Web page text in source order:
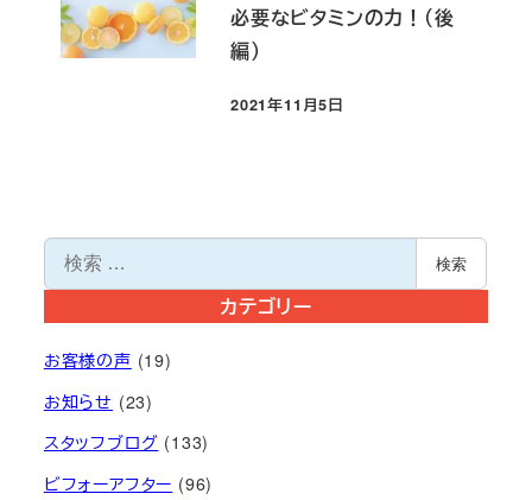
必要なビタミンの力！（後
編）
投稿日
2021年11月5日
索
検索
カテゴリー
お客様の声 (19)
お知らせ (23)
スタッフブログ (133)
ビフォーアフター (96)